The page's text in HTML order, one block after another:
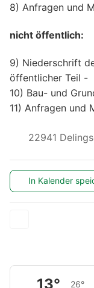
8) Anfragen und
nicht öffentlich:
9) Niederschrift
öffentlicher Teil -
10) Bau- und
11) Anfragen und
22941
In Kalender
13° 26°